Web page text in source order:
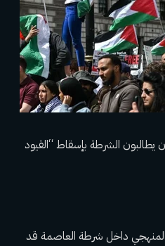
يطالبون الشرطة بإسقاط “القيود
المنهجي داخل شرطة العاصمة قد